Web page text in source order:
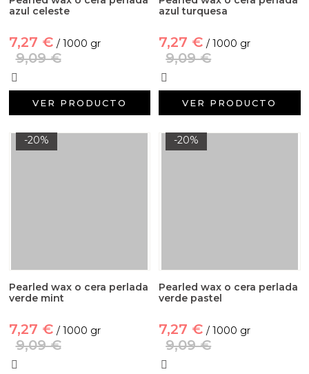
azul celeste
7,27 € / 1000 gr
9,09 €
VER PRODUCTO
azul turquesa
7,27 € / 1000 gr
9,09 €
VER PRODUCTO
-20%
Pearled wax o cera perlada
verde mint
7,27 € / 1000 gr
9,09 €
-20%
Pearled wax o cera perlada
verde pastel
7,27 € / 1000 gr
9,09 €